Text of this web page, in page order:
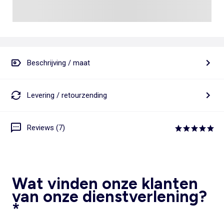
Beschrijving / maat
Levering / retourzending
Reviews (7)
Wat vinden onze klanten
van onze dienstverlening?
*